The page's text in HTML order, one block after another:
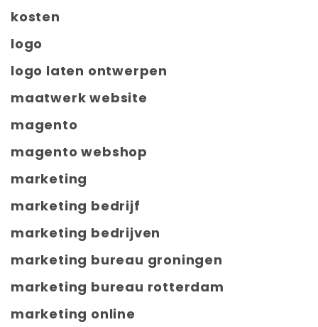
kosten
logo
logo laten ontwerpen
maatwerk website
magento
magento webshop
marketing
marketing bedrijf
marketing bedrijven
marketing bureau groningen
marketing bureau rotterdam
marketing online